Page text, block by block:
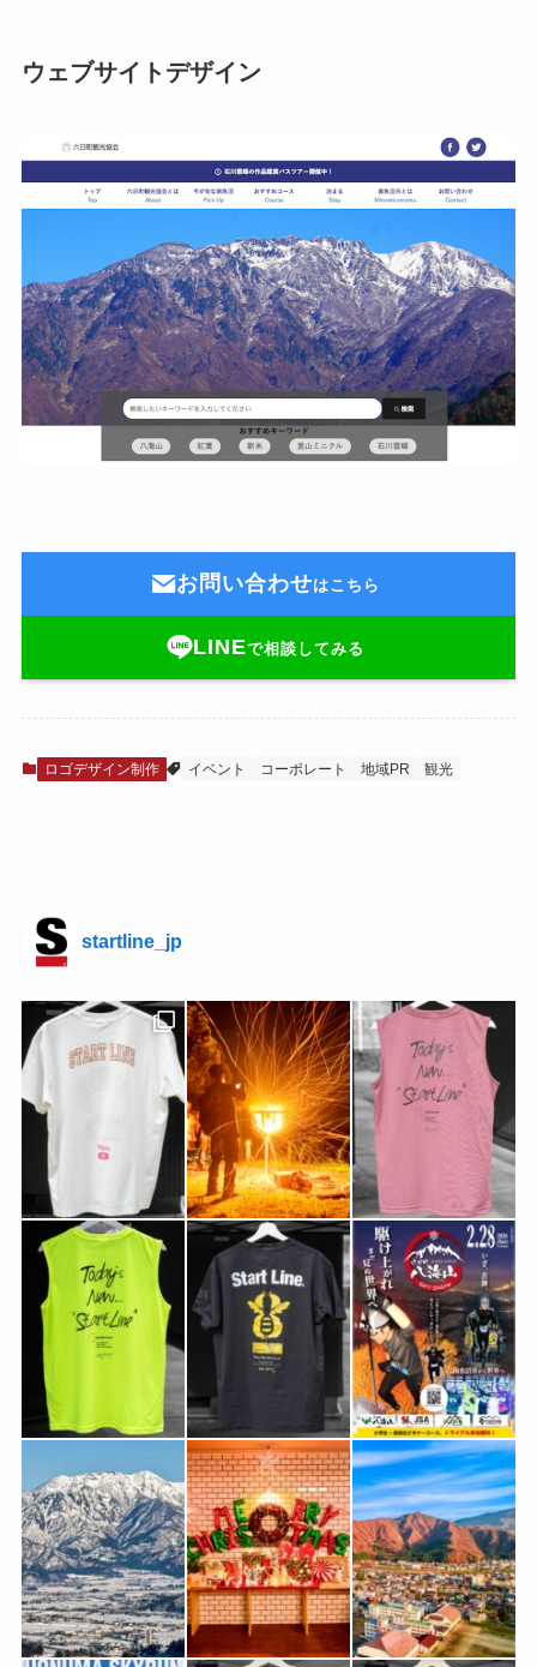
ウェブサイトデザイン
お問い合わせはこちら
LINEで相談してみる
ロゴデザイン制作 イベント コーポレート 地域PR 観光
startline_jp